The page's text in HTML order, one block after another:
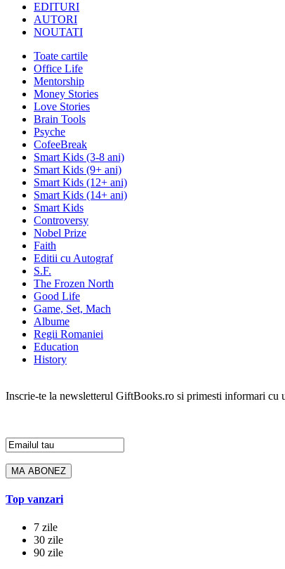
EDITURI
AUTORI
NOUTATI
Toate cartile
Office Life
Mentorship
Money Stories
Love Stories
Brain Tools
Psyche
CofeeBreak
Smart Kids (3-8 ani)
Smart Kids (9+ ani)
Smart Kids (12+ ani)
Smart Kids (14+ ani)
Smart Kids
Controversy
Nobel Prize
Faith
Editii cu Autograf
S.F.
The Frozen North
Good Life
Game, Set, Mach
Albume
Regii Romaniei
Education
History
Inscrie-te la newsletterul GiftBooks.ro si primesti informari cu
Top vanzari
7 zile
30 zile
90 zile